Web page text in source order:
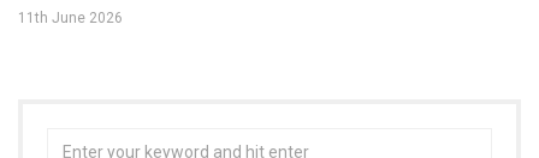
11th June 2026